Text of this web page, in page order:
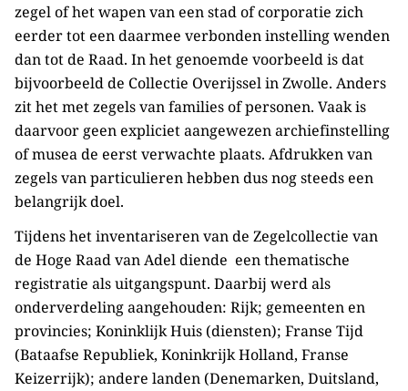
zegel of het wapen van een stad of corporatie zich
eerder tot een daarmee verbonden instelling wenden
dan tot de Raad. In het genoemde voorbeeld is dat
bijvoorbeeld de Collectie Overijssel in Zwolle. Anders
zit het met zegels van families of personen. Vaak is
daarvoor geen expliciet aangewezen archiefinstelling
of musea de eerst verwachte plaats. Afdrukken van
zegels van particulieren hebben dus nog steeds een
belangrijk doel.
Tijdens het inventariseren van de Zegelcollectie van
de Hoge Raad van Adel diende een thematische
registratie als uitgangspunt. Daarbij werd als
onderverdeling aangehouden: Rijk; gemeenten en
provincies; Koninklijk Huis (diensten); Franse Tijd
(Bataafse Republiek, Koninkrijk Holland, Franse
Keizerrijk); andere landen (Denemarken, Duitsland,